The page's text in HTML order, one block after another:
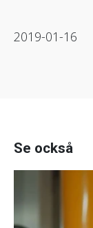
2019-01-16
Se också